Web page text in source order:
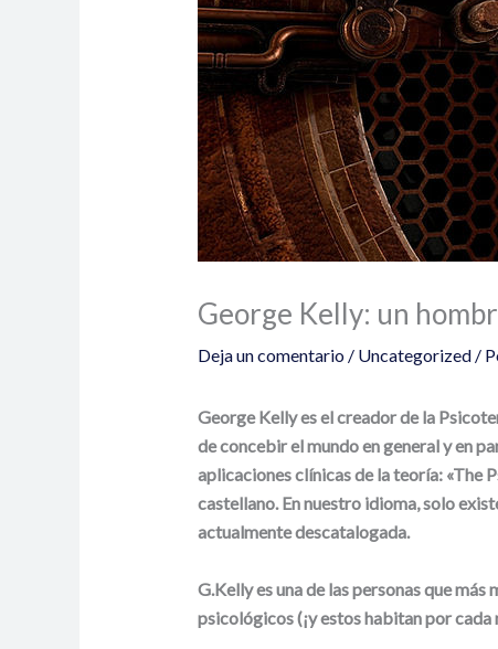
George Kelly: un
Deja un comentario / Uncategorized/
George Kelly es el creador de la
de concebir el mundo en general y en
aplicaciones clínicas de la teoría: «The
castellano. En nuestro idioma, solo
actualmente descatalogada.
G.Kelly es una de las personas que
psicológicos (¡y estos habitan por cada